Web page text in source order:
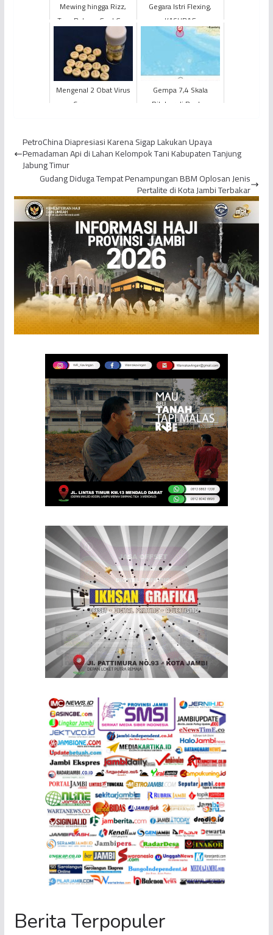
Mewing hingga Rizz,
Tren Bahasa Gaul Gen
Gegara Istri Flexing,
KASUBAG
KEMENSETNEG
Langsung Dicopot Dari
Jabatannya
Mengenal 2 Obat Virus
Corona yang
Gempa 7,4 Skala
Ritcher di Banten
PetroChina Diapresiasi Karena Sigap Lakukan Upaya
Pemadaman Api di Lahan Kelompok Tani Kabupaten Tanjung
Jabung Timur
Gudang Diduga Tempat Penampungan BBM Oplosan Jenis
Pertalite di Kota Jambi Terbakar
Berita Terpopuler